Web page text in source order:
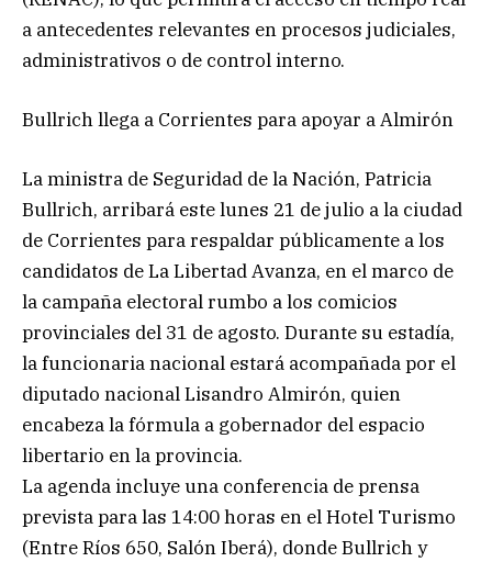
a antecedentes relevantes en procesos judiciales,
administrativos o de control interno.
Bullrich llega a Corrientes para apoyar a Almirón
La ministra de Seguridad de la Nación, Patricia
Bullrich, arribará este lunes 21 de julio a la ciudad
de Corrientes para respaldar públicamente a los
candidatos de La Libertad Avanza, en el marco de
la campaña electoral rumbo a los comicios
provinciales del 31 de agosto. Durante su estadía,
la funcionaria nacional estará acompañada por el
diputado nacional Lisandro Almirón, quien
encabeza la fórmula a gobernador del espacio
libertario en la provincia.
La agenda incluye una conferencia de prensa
prevista para las 14:00 horas en el Hotel Turismo
(Entre Ríos 650, Salón Iberá), donde Bullrich y